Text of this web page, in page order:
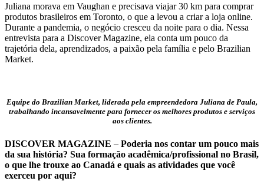
Juliana morava em Vaughan e precisava viajar 30 km para comprar
produtos brasileiros em Toronto, o que a levou a criar a loja online.
Durante a pandemia, o negócio cresceu da noite para o dia. Nessa
entrevista para a Discover Magazine, ela conta um pouco da
trajetória dela, aprendizados, a paixão pela família e pelo Brazilian
Market.
Equipe do Brazilian Market, liderada pela empreendedora Juliana de Paula,
trabalhando incansavelmente para fornecer os melhores produtos e serviços
aos clientes.
DISCOVER MAGAZINE – Poderia nos contar um pouco mais
da sua história? Sua formação acadêmica/profissional no Brasil,
o que lhe trouxe ao Canadá e quais as atividades que você
exerceu por aqui?